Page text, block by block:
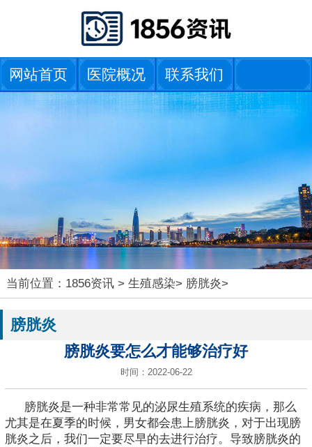
网站首页 医院概况 联系我们
当前位置： 1856资讯> 生殖感染> 膀胱炎>
膀胱炎
膀胱炎要怎么才能够治疗好
时间：2022-06-22
膀胱炎是一种非常常见的泌尿生殖系统的疾病，那么
尤其是在夏季的时候，男女都会患上膀胱炎，对于出现膀
胱炎之后，我们一定要尽早的去进行治疗。导致膀胱炎的